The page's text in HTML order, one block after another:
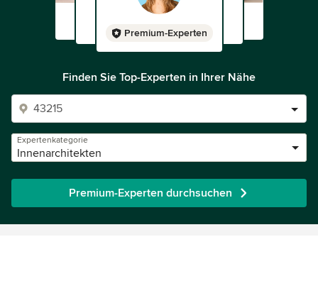
Premium-Experten
Finden Sie Top-Experten in Ihrer Nähe
Expertenkategorie
Innenarchitekten
Premium-Experten durchsuchen